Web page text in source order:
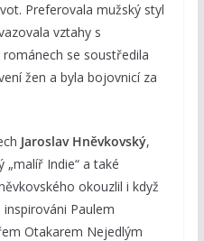
Preferovala mužský styl
vztahy s
se soustředila
žen a byla bojovnicí za
Jaroslav Hněvkovský,
Indie“ a také
okouzlil i když
Paulem
Otakarem Nejedlým